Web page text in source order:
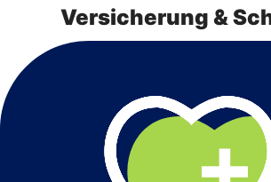
Versicherung &